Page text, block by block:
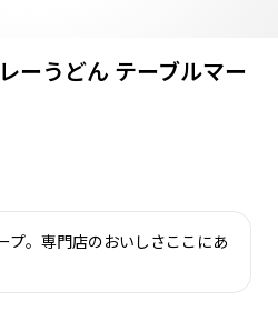
ーうどん テーブルマー
プ。専門店のおいしさここにあ